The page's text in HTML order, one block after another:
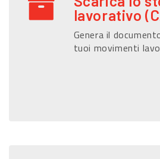
lavorativo
Genera il
tuoi movimenti